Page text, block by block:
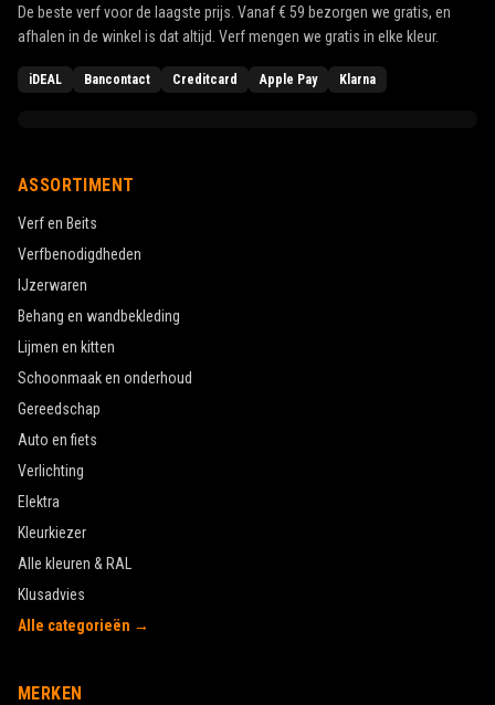
De beste verf voor de laagste prijs. Vanaf€ 59 bezorgen we gratis, en
afhalen in de winkel is dat altijd. Verf mengen we gratis in elke kleur.
iDEAL Bancontact Creditcard Apple Pay Klarna
ASSORTIMENT
Verf en Beits
Verfbenodigdheden
IJzerwaren
Behang en wandbekleding
Lijmen en kitten
Schoonmaak en onderhoud
Gereedschap
Auto en fiets
Verlichting
Elektra
Kleurkiezer
Alle kleuren & RAL
Klusadvies
Alle categorieën →
MERKEN